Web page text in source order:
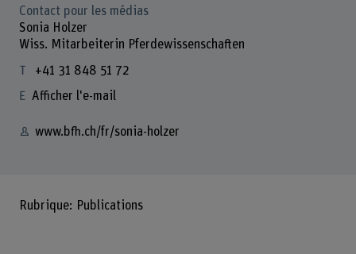
Contact pour les médias
Sonia Holzer
Wiss. Mitarbeiterin Pferdewissenschaften
+41 31 848 51 72
Afficher l'e-mail
www.bfh.ch/fr/sonia-holzer
Rubrique: Publications